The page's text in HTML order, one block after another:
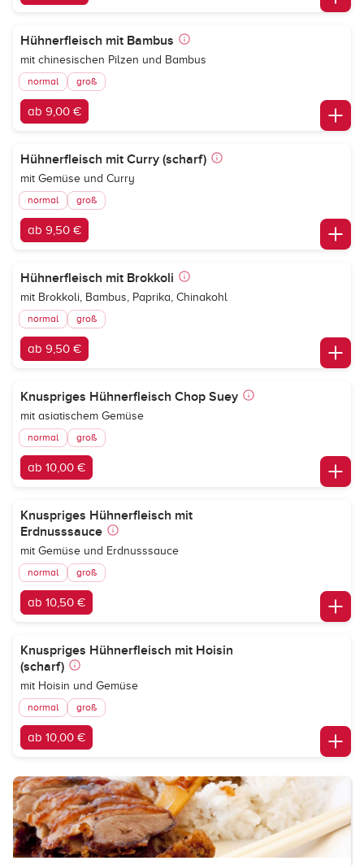
Hühnerfleisch mit Bambus
mit chinesischen Pilzen und Bambus
normal groß
ab 9,00 €
Hühnerfleisch mit Curry (scharf)
mit Gemüse und Curry
normal groß
ab 9,50 €
Hühnerfleisch mit Brokkoli
mit Brokkoli, Bambus, Paprika, Chinakohl
normal groß
ab 9,50 €
Knuspriges Hühnerfleisch Chop Suey
mit asiatischem Gemüse
normal groß
ab 10,00 €
Knuspriges Hühnerfleisch mit
Erdnusssauce
mit Gemüse und Erdnusssauce
normal groß
ab 10,50 €
Knuspriges Hühnerfleisch mit Hoisin
(scharf)
mit Hoisin und Gemüse
normal groß
ab 10,00 €